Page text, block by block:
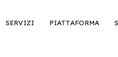
SERVIZI PIATTAFORMA